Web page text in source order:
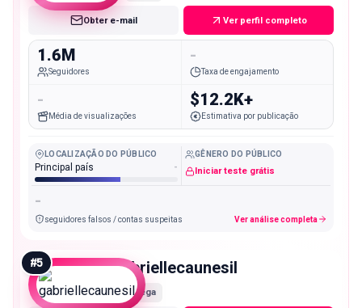
Obter e-mail Ver perfil completo
1.6M
Seguidores
-
Taxa de engajamento
-
Média de visualizações
$12.2K+
Estimativa por publicação
LOCALIZAÇÃO DO PÚBLICO
Principal país -
GÊNERO DO PÚBLICO
Iniciar teste grátis
-
seguidores falsos / contas suspeitas Ver análise completa
#5 gabriellecaunesil
Mega